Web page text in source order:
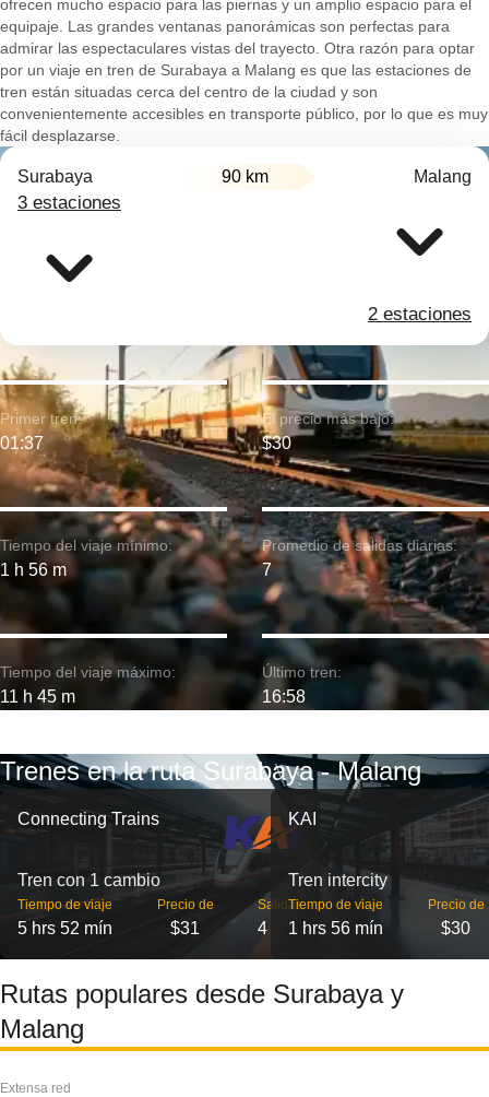
ofrecen mucho espacio para las piernas y un amplio espacio para el
equipaje. Las grandes ventanas panorámicas son perfectas para
admirar las espectaculares vistas del trayecto. Otra razón para optar
por un viaje en tren de Surabaya a Malang es que las estaciones de
tren están situadas cerca del centro de la ciudad y son
convenientemente accesibles en transporte público, por lo que es muy
fácil desplazarse.
Surabaya 90 km Malang
3 estaciones
2 estaciones
Tiempo del viaje mínimo:
1 h 56 m
Primer tren:
01:37
Tiempo del viaje máximo:
11 h 45 m
El precio más bajo:
$30
Promedio de salidas diarias:
7
Último tren:
16:58
Trenes en la ruta Surabaya - Malang
Connecting Trains
Tren con 1 cambio
Tiempo de viaje
5 hrs 52 mín
Precio de
$31
Salidas
4
KAI
Tren intercity
Tiempo de viaje
1 hrs 56 mín
Precio de
$30
Rutas populares desde Surabaya y
Malang
Extensa red